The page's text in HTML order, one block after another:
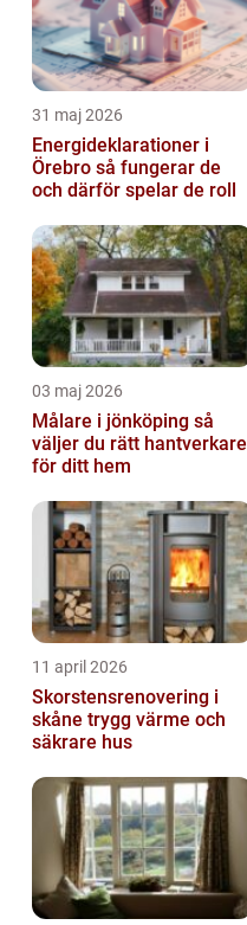
31 maj 2026
Energideklarationer i
Örebro så fungerar de
och därför spelar de roll
03 maj 2026
Målare i jönköping så
väljer du rätt hantverkare
för ditt hem
11 april 2026
Skorstensrenovering i
skåne trygg värme och
säkrare hus